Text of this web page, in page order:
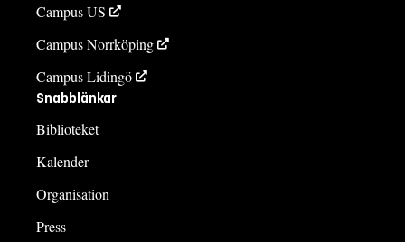
Campus US
Campus Norrköping
Campus Lidingö
Snabblänkar
Biblioteket
Kalender
Organisation
Press